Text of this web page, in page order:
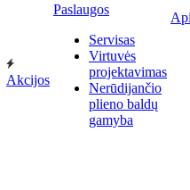
Akcijos
Paslaugos
Servisas
Virtuvės
projektavimas
Nerūdijančio
plieno baldų
gamyba